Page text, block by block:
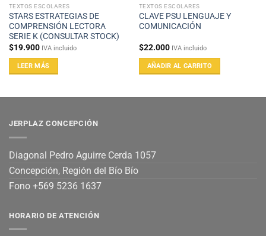
TEXTOS ESCOLARES
STARS ESTRATEGIAS DE
COMPRENSIÓN LECTORA
SERIE K (CONSULTAR STOCK)
$19.900 IVA incluido
LEER MÁS
TEXTOS ESCOLARES
CLAVE PSU LENGUAJE Y
COMUNICACIÓN
$22.000 IVA incluido
AÑADIR AL CARRITO
JERPLAZ CONCEPCIÓN
Diagonal Pedro Aguirre Cerda 1057
Concepción, Región del Bío Bío
Fono +569 5236 1637
HORARIO DE ATENCIÓN